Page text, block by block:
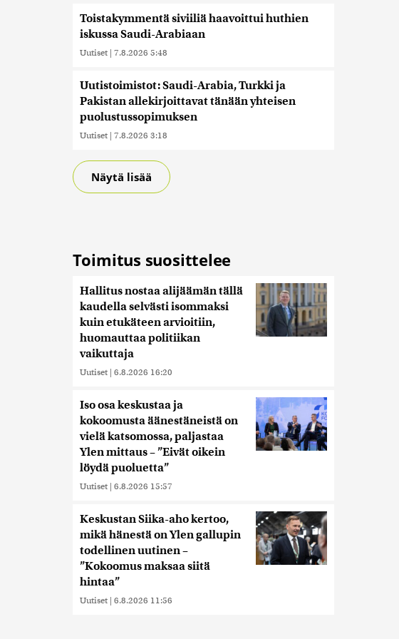
Toistakymmentä siviiliä haavoittui huthien
iskussa Saudi-Arabiaan
Uutiset | 7.8.2026 5:48
Uutistoimistot: Saudi-Arabia, Turkki ja
Pakistan allekirjoittavat tänään yhteisen
puolustussopimuksen
Uutiset | 7.8.2026 3:18
Näytä lisää
Toimitus suosittelee
Hallitus nostaa alijäämän tällä
kaudella selvästi isommaksi
kuin etukäteen arvioitiin,
huomauttaa politiikan
vaikuttaja
Uutiset | 6.8.2026 16:20
Iso osa keskustaa ja
kokoomusta äänestäneistä on
vielä katsomossa, paljastaa
Ylen mittaus – ”Eivät oikein
löydä puoluetta”
Uutiset | 6.8.2026 15:57
Keskustan Siika-aho kertoo,
mikä hänestä on Ylen gallupin
todellinen uutinen –
”Kokoomus maksaa siitä
hintaa”
Uutiset | 6.8.2026 11:56